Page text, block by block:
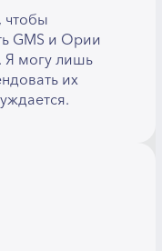
чтобы
GMS и Ории
Я могу лишь
их